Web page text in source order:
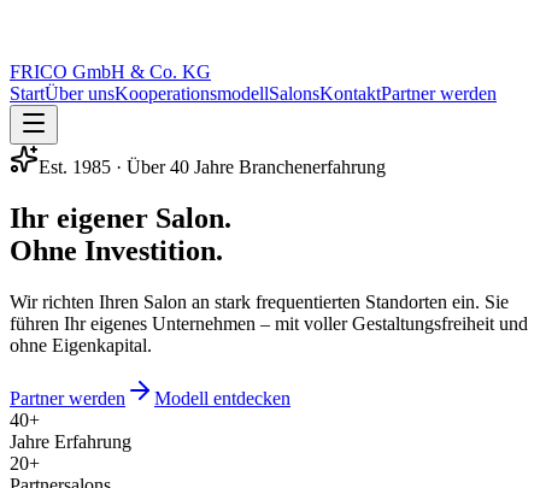
FRICO GmbH & Co. KG
StartÜber unsKooperationsmodellSalonsKontaktPartner werden
Est. 1985 · Über 40 Jahre Branchenerfahrung
Ihr eigener Salon.
Ohne Investition.
Wir richten Ihren Salon an stark frequentierten Standorten ein. Sie
führen Ihr eigenes Unternehmen – mit voller Gestaltungsfreiheit und
ohne Eigenkapital.
Partner werden
Modell entdecken
40+
Jahre Erfahrung
20+